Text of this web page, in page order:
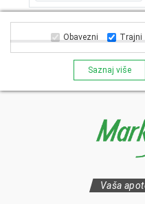
Vaša
Obavezni Trajni
Saznaj više